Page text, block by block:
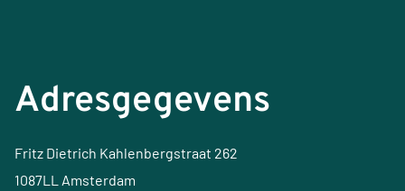
Adresgegevens
Fritz Dietrich Kahlenbergstraat 262
1087LL Amsterdam